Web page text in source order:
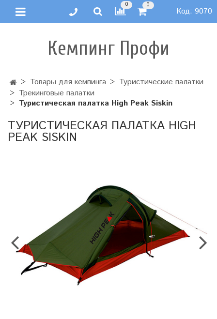
0 0
Код: 9070
Кемпинг Профи
Товары для кемпинга
Туристические палатки
Трекинговые палатки
Туристическая палатка High Peak Siskin
ТУРИСТИЧЕСКАЯ ПАЛАТКА HIGH
PEAK SISKIN